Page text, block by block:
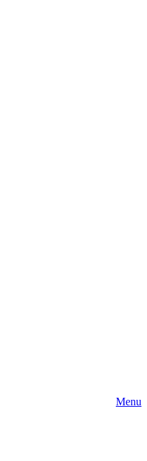
Menu